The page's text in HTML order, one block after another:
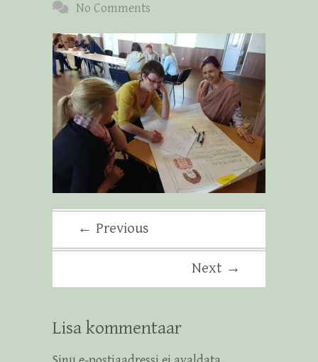
No Comments
← Previous
Next →
Lisa kommentaar